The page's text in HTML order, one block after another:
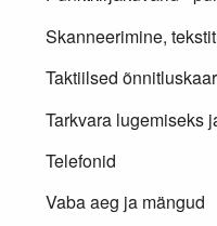
Skanneerimine,
Taktiilsed
Tarkvara lugemiseks
Telefonid
Vaba aeg ja mängud